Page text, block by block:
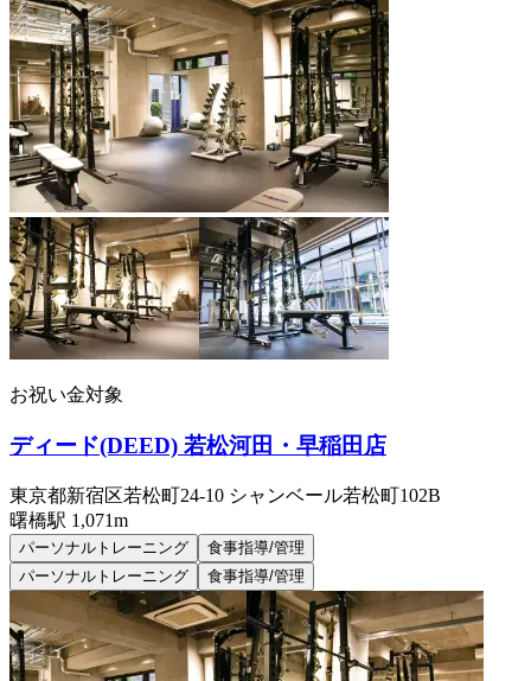
お祝い金対象
ディード(DEED) 若松河田・早稲田店
東京都新宿区若松町24-10 シャンベール若松町102B
曙橋駅 1,071m
パーソナルトレーニング
食事指導/管理
パーソナルトレーニング
食事指導/管理